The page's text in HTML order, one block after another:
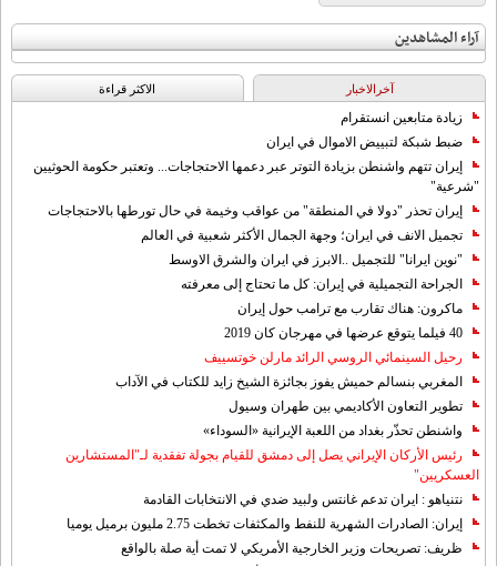
آراء المشاهدين
آخرالاخبار الاکثر قراءة
زيادة متابعين انستقرام
ضبط شبكة لتبييض الاموال في ايران
إيران تتهم واشنطن بزيادة التوتر عبر دعمها الاحتجاجات... وتعتبر حكومة الحوثيين
"شرعية"
إيران تحذر "دولا في المنطقة" من عواقب وخيمة في حال تورطها بالاحتجاجات
تجميل الانف في ايران؛ وجهة الجمال الأكثر شعبية في العالم
"نوين ايرانا" للتجميل ..الابرز في ايران والشرق الاوسط
الجراحة التجميلية في إيران: كل ما تحتاج إلى معرفته
ماكرون: هناك تقارب مع ترامب حول إيران
40 فيلما يتوقع عرضها في مهرجان كان 2019
رحيل السينمائي الروسي الرائد مارلن خوتسييف
المغربي بنسالم حميش يفوز بجائزة الشيخ زايد للكتاب في الآداب
تطوير التعاون الأكاديمي بين طهران وسيول
واشنطن تحذّر بغداد من اللعبة الإيرانية «السوداء»
رئيس الأركان الإيراني يصل إلى دمشق للقيام بجولة تفقدية لـ"المستشارين
العسكريين"
نتنياهو : ايران تدعم غانتس ولبيد ضدي في الانتخابات القادمة
إيران: الصادرات الشهریة للنفط والمكثفات تخطت 2.75 مليون برميل يوميا
ظريف: تصريحات وزير الخارجية الأمريكي لا تمت أية صلة بالواقع